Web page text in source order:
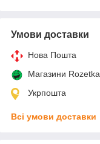
Умови доставки
Нова Пошта
Магазини Rozetka
Укрпошта
Всі умови доставки